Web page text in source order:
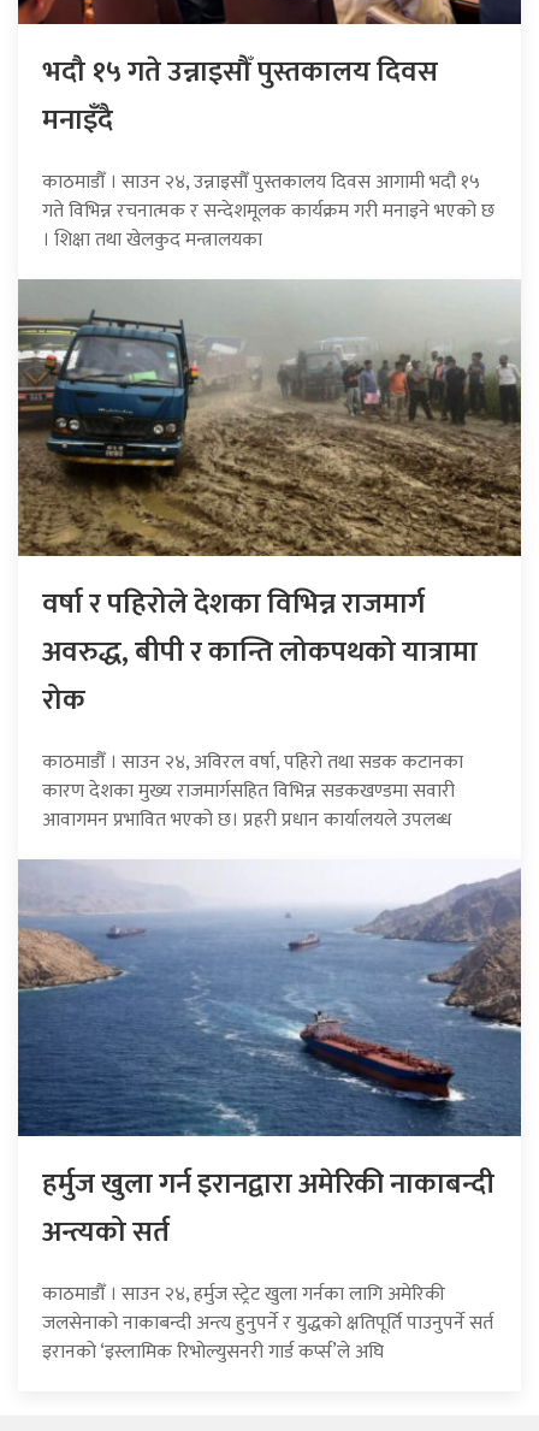
भदौ १५ गते उन्नाइसौँ पुस्तकालय दिवस
मनाइँदै
काठमाडौँ । साउन २४, उन्नाइसौँ पुस्तकालय दिवस आगामी भदौ १५
गते विभिन्न रचनात्मक र सन्देशमूलक कार्यक्रम गरी मनाइने भएको छ
। शिक्षा तथा खेलकुद मन्त्रालयका
वर्षा र पहिरोले देशका विभिन्न राजमार्ग
अवरुद्ध, बीपी र कान्ति लोकपथको यात्रामा
रोक
काठमाडौँ । साउन २४, अविरल वर्षा, पहिरो तथा सडक कटानका
कारण देशका मुख्य राजमार्गसहित विभिन्न सडकखण्डमा सवारी
आवागमन प्रभावित भएको छ। प्रहरी प्रधान कार्यालयले उपलब्ध
हर्मुज खुला गर्न इरानद्वारा अमेरिकी नाकाबन्दी
अन्त्यको सर्त
काठमाडौँ । साउन २४, हर्मुज स्ट्रेट खुला गर्नका लागि अमेरिकी
जलसेनाको नाकाबन्दी अन्त्य हुनुपर्ने र युद्धको क्षतिपूर्ति पाउनुपर्ने सर्त
इरानको ‘इस्लामिक रिभोल्युसनरी गार्ड कर्प्स’ले अघि